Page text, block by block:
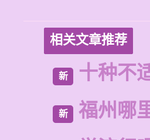
相关文章推荐
新 十种不
新 福州哪